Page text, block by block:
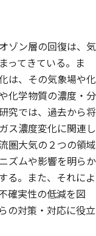
ゾン層の回復は、気
ってきている。ま
は、その気象場や化
化学物質の濃度・分
究では、過去から将
ス濃度変化に関連し
圏大気の２つの領域
ズムや影響を明らか
る。また、それによ
確実性の低減を図
の対策・対応に役立